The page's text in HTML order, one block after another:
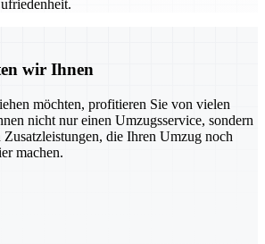
wir Ihnen
möchten, profitieren Sie von vielen
nicht nur einen Umzugsservice, sondern
die Ihren Umzug noch
machen.